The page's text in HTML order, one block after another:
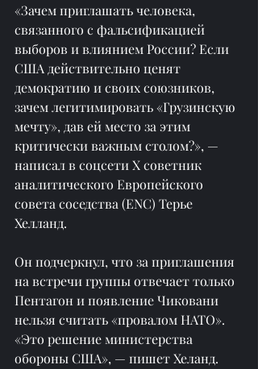
«Зачем приглашать человека,
связанного с фальсификацией
выборов и влиянием России? Если
США действительно ценят
демократию и своих союзников,
зачем легитимировать «Грузинскую
мечту», дав ей место за этим
критически важным столом?», —
написал в соцсети X cоветник
аналитического Европейского
совета соседства (ENC) Терье
Хелланд.
Он подчеркнул, что за приглашения
на встречи группы отвечает только
Пентагон и появление Чиковани
нельзя считать «провалом НАТО».
«Это решение министерства
обороны США», — пишет Хеланд.